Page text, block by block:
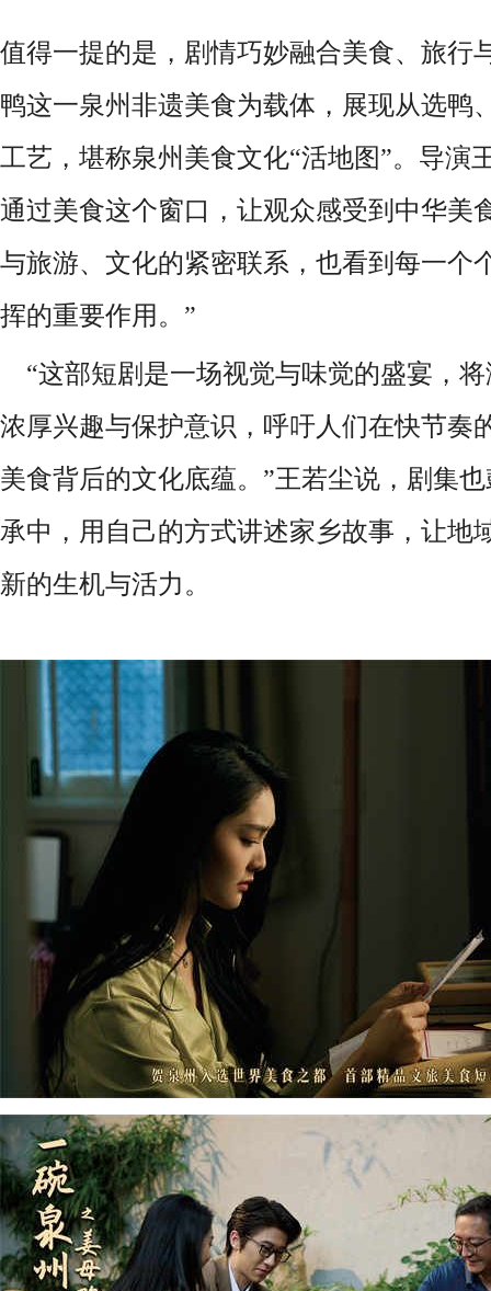
值得一提的是，剧情巧妙融合美食、旅行
鸭这一泉州非遗美食为载体，展现从选鸭
工艺，堪称泉州美食文化“活地图”。导演
通过美食这个窗口，让观众感受到中华美
与旅游、文化的紧密联系，也看到每一个
挥的重要作用。”
“这部短剧是一场视觉与味觉的盛宴，
浓厚兴趣与保护意识，呼吁人们在快节奏
美食背后的文化底蕴。”王若尘说，剧集
承中，用自己的方式讲述家乡故事，让地
新的生机与活力。